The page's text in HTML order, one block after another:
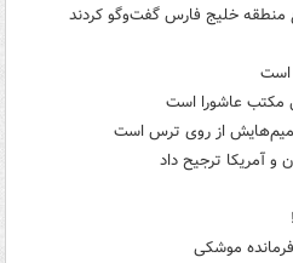
منطقه خلیج فارس گفت‌وگو کردند
است
مکتب عاشورا است
از روی ترس است
و آمریکا ترجیح داد
موشکی